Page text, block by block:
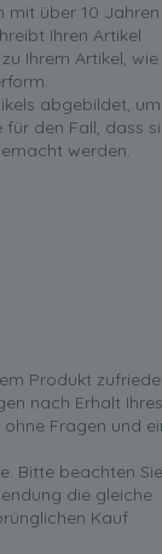
mit über 10 Jahren
Ihren Artikel
Ihrem Artikel, wie
abgebildet, um
den Fall, dass
werden.
Produkt
nach Erhalt Ihres
Fragen und
Bitte beachten
die gleiche
Kauf.